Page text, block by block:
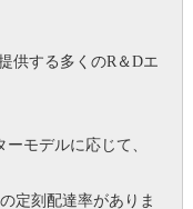
供する多くのR＆Dエ
モデルに応じて、
定刻配達率がありま